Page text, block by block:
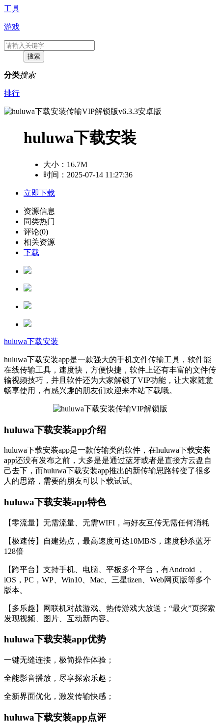
工具
游戏
分类搜索
排行
huluwa下载安装
大小： 16.7M
时间：2025-07-14 11:27:36
立即下载
资源信息
同类热门
评论(0)
相关资源
下载
huluwa下载安装
huluwa下载安装app是一款强大的手机文件传输工具，软件能
在线传输工具，速度快，方便快捷，软件上还有丰富的文件传
输视频技巧，并且软件还为大家解锁了VIP功能，让大家随意
畅享使用，有感兴趣的朋友们欢迎来本站下载哦。
huluwa下载安装app介绍
huluwa下载安装app是一款传输类的软件，在huluwa下载安装
app还没有发布之前，大多是是通过蓝牙或者是直接方云盘自
己去下，而huluwa下载安装app推出的新传输思路转变了很多
人的思路，需要的朋友可以下载试试。
huluwa下载安装app特色
【零流量】无需流量、无需WIFI，与好友互传无需任何消耗
【极速传】自建热点，最高速度可达10MB/S，速度秒杀蓝牙
128倍
【跨平台】支持手机、电脑、平板多个平台，有Android ，
iOS，PC，WP、Win10、Mac、三星tizen、Web网页版等多个
版本。
【多乐趣】网联机对战游戏、热传游戏大放送；“最火”页探索
发现视频、图片、互动新内容。
huluwa下载安装app优势
一键无缝连接，极简操作体验；
全能影音播放，尽享探索乐趣；
全新界面优化，激发传输快感；
huluwa下载安装app点评